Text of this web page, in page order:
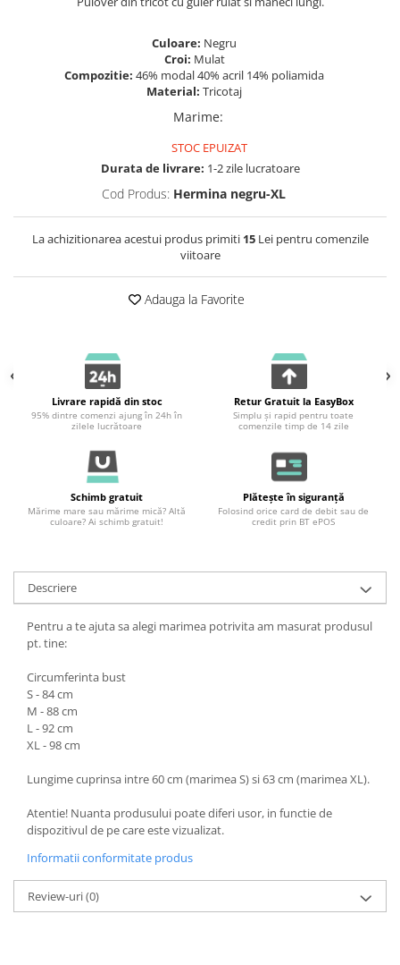
Culoare: Negru
Croi: Mulat
Compozitie: 46% modal 40% acril 14% poliamida
Material: Tricotaj
Marime:
STOC EPUIZAT
Durata de livrare: 1-2 zile lucratoare
Cod Produs: Hermina negru-XL
La achizitionarea acestui produs primiti 15Lei pentru comenzile
viitoare
Adauga la Favorite
Livrare rapidă din stoc
95% dintre comenzi ajung în 24h în
zilele lucrătoare
Retur Gratuit la EasyBox
Simplu și rapid pentru toate
comenzile timp de 14 zile
Schimb gratuit
Mărime mare sau mărime mică? Altă
culoare? Ai schimb gratuit!
Plătește în siguranță
Folosind orice card de debit sau de
credit prin BT ePOS
Descriere
Pentru a te ajuta sa alegi marimea potrivita am masurat produsul
pt. tine:
Circumferinta bust
S - 84 cm
M - 88 cm
L - 92 cm
XL - 98 cm
Lungime cuprinsa intre 60 cm (marimea S) si 63 cm (marimea XL).
Atentie! Nuanta produsului poate diferi usor, in functie de
dispozitivul de pe care este vizualizat.
Informatii conformitate produs
Review-uri(0)